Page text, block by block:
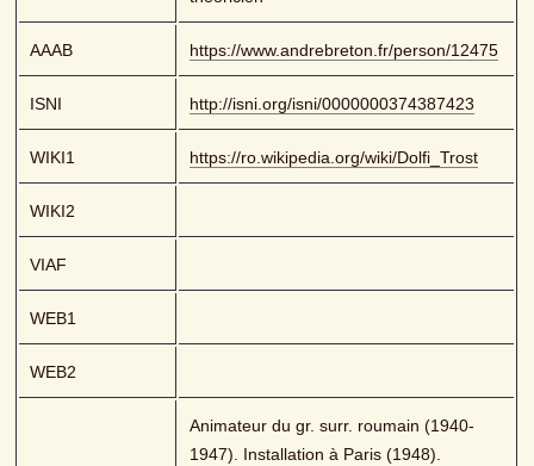
AAAB https://www.andrebreton.fr/person/12475
ISNI http://isni.org/isni/0000000374387423
WIKI1 https://ro.wikipedia.org/wiki/Dolfi_Trost
WIKI2
VIAF
WEB1
WEB2
Animateur du gr. surr. roumain (1940-
1947). Installation à Paris (1948).